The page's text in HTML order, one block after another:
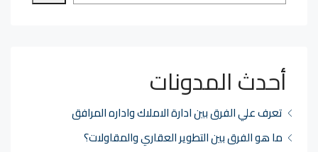
أحدث المدونات
تعرف علي الفرق بين ادارة الاملاك واداره المرافق
ما هو الفرق بين التطوير العقاري والمقاولات؟